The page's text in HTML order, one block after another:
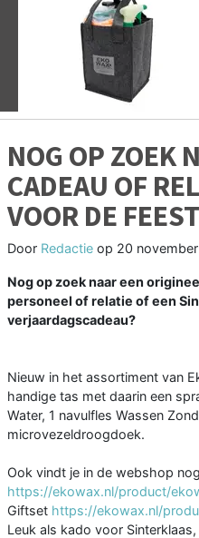
NOG OP ZOEK
CADEAU OF
VOOR DE
Door Redactie op 20
Nog op zoek naar een
personeel of relatie of een
verjaardagscadeau?
Nieuw in het assortiment van
handige tas met daarin een
Water, 1 navulfles Wassen
microvezeldroogdoek.
Ook vindt je in de webshop
https://ekowax.nl/product/
Giftset https://ekowax.nl/
Leuk als kado voor